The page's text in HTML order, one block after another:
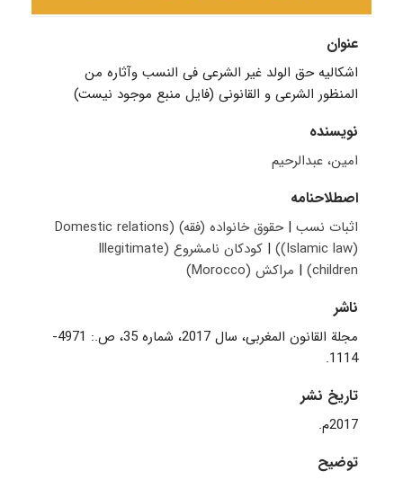
عنوان
اشکالیه حق الولد غیر الشرعی فی النسب وآثاره من
المنظور الشرعی و القانونی (فایل منبع موجود نیست)
نویسنده
امین، عبدالرحیم
اصطلاحنامه
اثبات نسب |
حقوق خانواده (فقه) (Domestic relations
(Islamic law))
|
کودکان نامشروع (Illegitimate
children)
| مراکش (Morocco)
ناشر
مجلة القانون المغربی، سال 2017، شماره 35، ص.: 4971-
1114.
تاریخ نشر
2017م.
توضیح